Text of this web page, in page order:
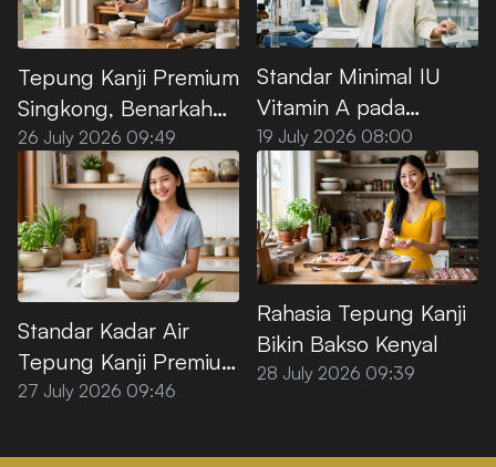
Tepung Kanji Premium
Singkong, Benarkah
100% Bebas Gluten?
26 July 2026 09:49
Standar Minimal IU
Vitamin A pada
Minyak Goreng Sawit
Premium
19 July 2026 08:00
Standar Kadar Air
Tepung Kanji Premium
agar Tidak
27 July 2026 09:46
Rahasia Tepung Kanji
Bikin Bakso Kenyal
28 July 2026 09:39